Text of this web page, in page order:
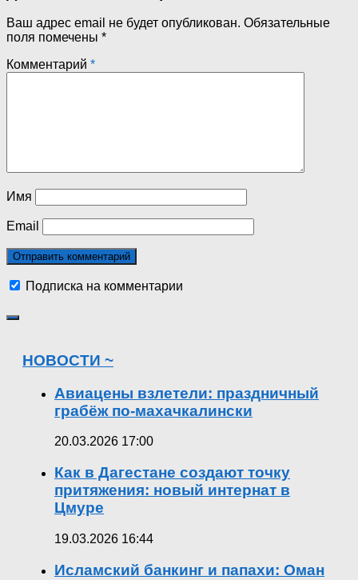
Ваш адрес email не будет опубликован. Обязательные
поля помечены *
Комментарий *
Имя
Email
Подписка на комментарии
НОВОСТИ ~
Авиацены взлетели: праздничный
грабёж по-махачкалински
20.03.2026 17:00
Как в Дагестане создают точку
притяжения: новый интернат в
Цмуре
19.03.2026 16:44
Исламский банкинг и папахи: Оман